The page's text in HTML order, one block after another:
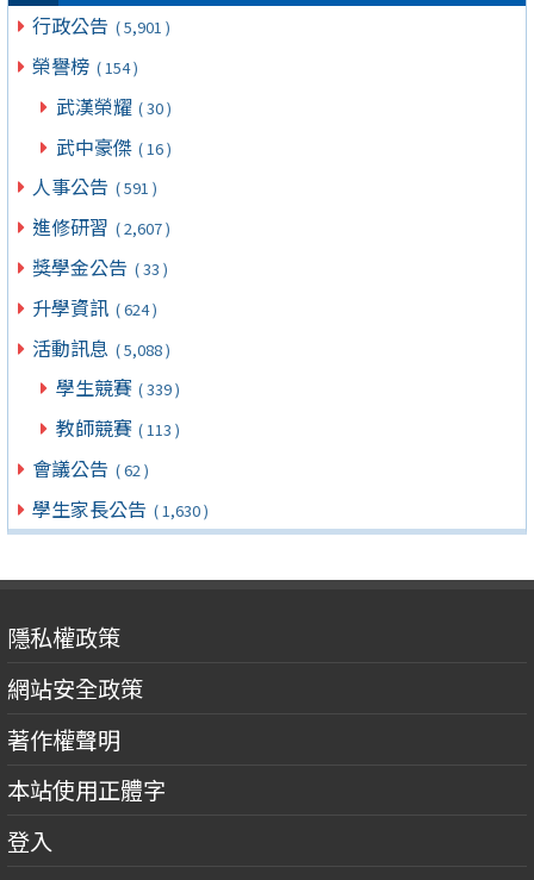
行政公告 ( 5,901 )
榮譽榜 ( 154 )
武漢榮耀 ( 30 )
武中豪傑 ( 16 )
人事公告 ( 591 )
進修研習 ( 2,607 )
獎學金公告 ( 33 )
升學資訊 ( 624 )
活動訊息 ( 5,088 )
學生競賽 ( 339 )
教師競賽 ( 113 )
會議公告 ( 62 )
學生家長公告 ( 1,630 )
隱私權政策
網站安全政策
著作權聲明
本站使用正體字
登入